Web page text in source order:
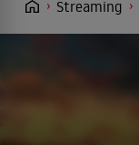
Streaming